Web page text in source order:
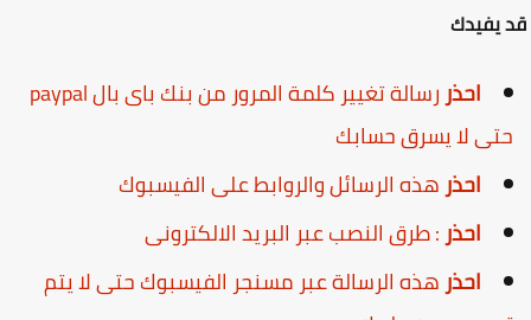
احذر
رسالة تغيير كلمة المرور من بنك باى بال paypal
لا يسرق حسابك
احذرهذه الرسائل والروابط على الفيسبوك
احذر: طرق النصب عبر البريد الالكترونى
احذرهذه الرسالة عبر مسنجر الفيسبوك حتى لا يتم